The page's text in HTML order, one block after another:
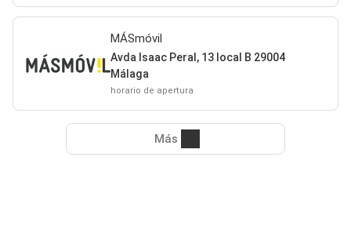
MÁSmóvil
Avda Isaac Peral, 13 local B 29004
Málaga
horario de apertura
Más